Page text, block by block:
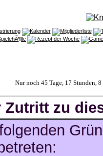
Nur noch 45 Tage, 17 Stunden,
Zutritt zu